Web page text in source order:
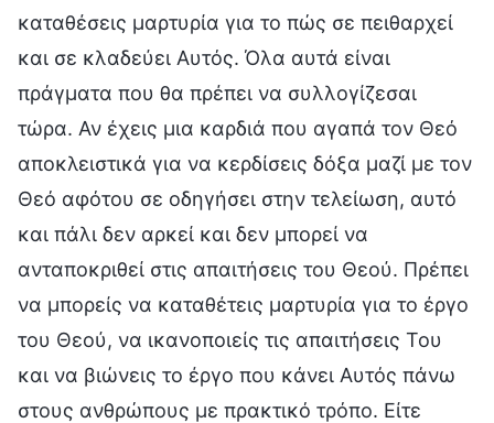
καταθέσεις μαρτυρία για το πώς σε πειθαρχεί
και σε κλαδεύει Αυτός. Όλα αυτά είναι
πράγματα που θα πρέπει να συλλογίζεσαι
τώρα. Αν έχεις μια καρδιά που αγαπά τον Θεό
αποκλειστικά για να κερδίσεις δόξα μαζί με τον
Θεό αφότου σε οδηγήσει στην τελείωση, αυτό
και πάλι δεν αρκεί και δεν μπορεί να
ανταποκριθεί στις απαιτήσεις του Θεού. Πρέπει
να μπορείς να καταθέτεις μαρτυρία για το έργο
του Θεού, να ικανοποιείς τις απαιτήσεις Του
και να βιώνεις το έργο που κάνει Αυτός πάνω
στους ανθρώπους με πρακτικό τρόπο. Είτε